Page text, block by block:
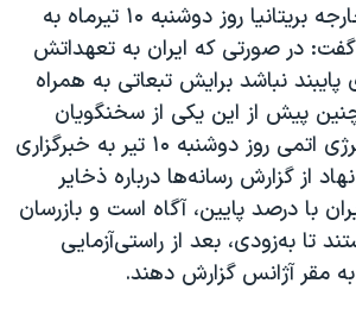
جرمی هانت وزیر خارجه بریتانیا روز دوشنبه ۱۰ تیرماه به
گفت: در صورتی که ایران به تعهداتش
نباشد برایش تبعاتی به همراه
پیش از این یکی از سخنگویان
آژانس بین‌المللی انرژی اتمی روز دوشنبه ۱۰ تیر به خبرگزاری
از گزارش رسانه‌ها درباره ذخایر
با درصد پایین، آگاه است و بازرسان
تا به‌زودی، بعد از راستی‌آزمایی
به مقر آژانس گزارش دهند.